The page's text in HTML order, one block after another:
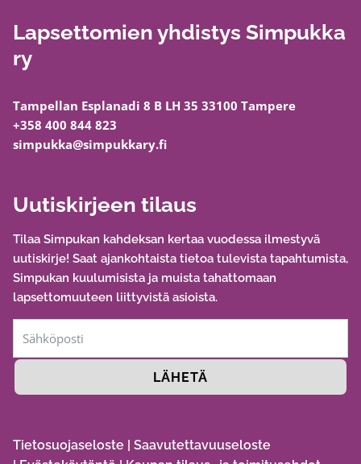
Lapsettomien yhdistys Simpukka
ry
Tampellan Esplanadi 8 B LH 35 33100 Tampere
+358 400 844 823
simpukka@simpukkary.fi
Uutiskirjeen tilaus
Tilaa Simpukan kahdeksan kertaa vuodessa ilmestyvä
uutiskirje! Saat ajankohtaista tietoa tulevista tapahtumista,
Simpukan kuulumisista ja muista tahattomaan
lapsettomuuteen liittyvistä asioista.
LÄHETÄ
Tietosuojaseloste
Saavutettavuuseloste